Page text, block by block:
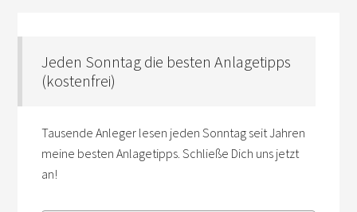
Jeden Sonntag die besten Anlagetipps
(kostenfrei)
Tausende Anleger lesen jeden Sonntag seit Jahren
meine besten Anlagetipps. Schließe Dich uns jetzt
an!